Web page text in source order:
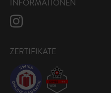
INFORMATIONEN
ZERTIFIKATE